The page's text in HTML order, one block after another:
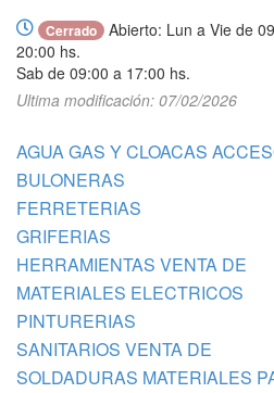
Cerrado
Abierto: Lun a Vie de
20:00 hs.
Sab de 09:00 a 17:00 hs.
Ultima modificación: 07/02/2026
AGUA GAS Y CLOACAS
BULONERAS
FERRETERIAS
GRIFERIAS
HERRAMIENTAS VENTA DE
MATERIALES ELECTRICOS
PINTURERIAS
SANITARIOS VENTA DE
SOLDADURAS MATERIALES